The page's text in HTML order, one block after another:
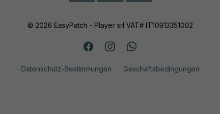
© 2026 EasyPatch - Player srl VAT# IT10913351002
Datenschutz-Bestimmungen Geschäftsbedingungen